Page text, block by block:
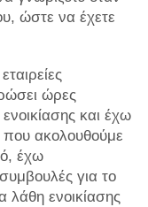
ώστε να έχετε
ώρες
και έχω
που ακολουθούμε
έχω
για το
ενοικίασης